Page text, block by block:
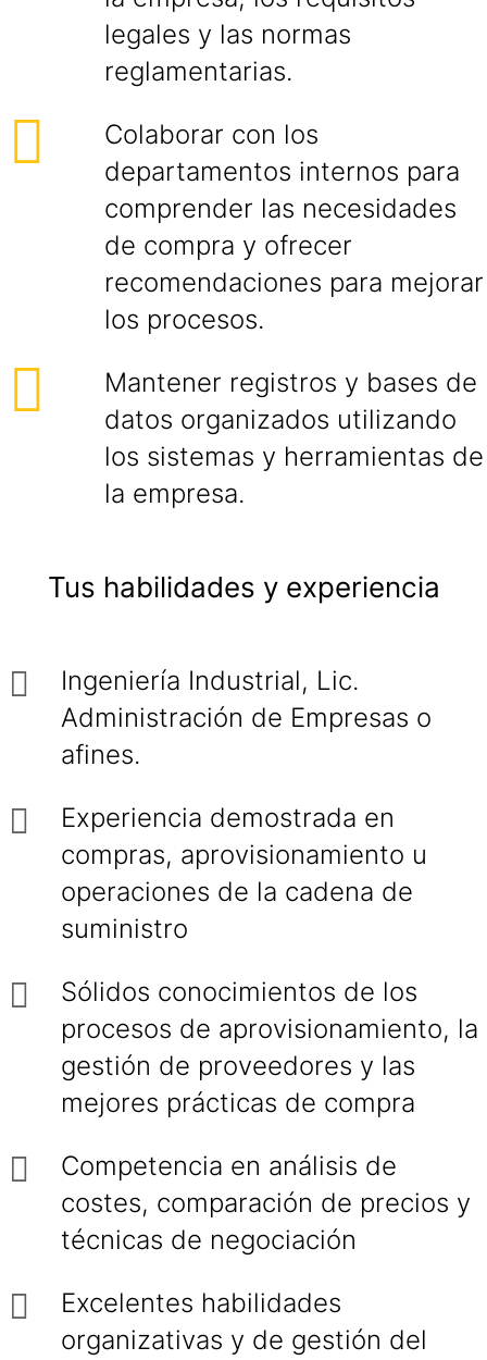
legales y las normas
reglamentarias.
Colaborar con los
departamentos internos para
comprender las necesidades
de compra y ofrecer
recomendaciones para mejorar
los procesos.
Mantener registros y bases de
datos organizados utilizando
los sistemas y herramientas de
la empresa.
Tus habilidades y experiencia
Ingeniería Industrial, Lic.
Administración de Empresas o
afines.
Experiencia demostrada en
compras, aprovisionamiento u
operaciones de la cadena de
suministro
Sólidos conocimientos de los
procesos de aprovisionamiento, la
gestión de proveedores y las
mejores prácticas de compra
Competencia en análisis de
costes, comparación de precios y
técnicas de negociación
Excelentes habilidades
organizativas y de gestión del